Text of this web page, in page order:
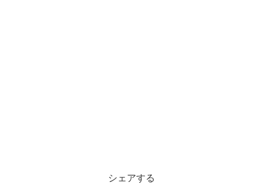
シェアする